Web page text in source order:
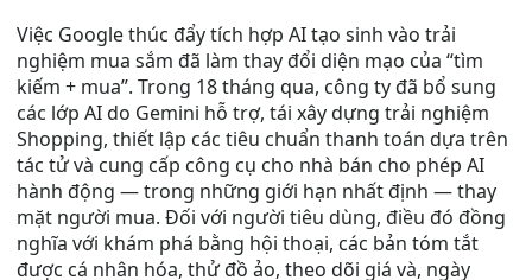
Việc Google thúc đẩy tích hợp AI tạo sinh vào trải
nghiệm mua sắm đã làm thay đổi diện mạo của “tìm
kiếm + mua”. Trong 18 tháng qua, công ty đã bổ sung
các lớp AI do Gemini hỗ trợ, tái xây dựng trải nghiệm
Shopping, thiết lập các tiêu chuẩn thanh toán dựa trên
tác tử và cung cấp công cụ cho nhà bán cho phép AI
hành động — trong những giới hạn nhất định — thay
mặt người mua. Đối với người tiêu dùng, điều đó đồng
nghĩa với khám phá bằng hội thoại, các bản tóm tắt
được cá nhân hóa, thử đồ ảo, theo dõi giá và, ngày